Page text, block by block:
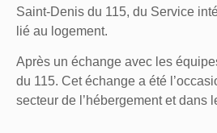
Saint-Denis du 115, du Service
lié au logement.
Après un échange avec les
du 115. Cet échange a été
secteur de l’hébergement et dans